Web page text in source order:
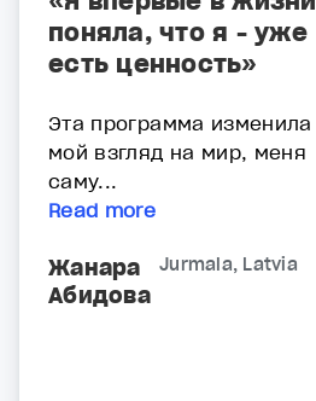
поняла, что я - уже
есть ценность»
Эта программа изменила
мой взгляд на мир, меня
саму...
Read more
Жанара
Абидова
Jurmala, Latvia